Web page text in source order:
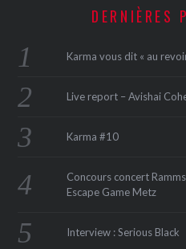
DERNIÈRES
Karma vous dit « au
Live report – Avishai
Karma #10
Concours concert
Escape Game Metz
Interview : Serious Black